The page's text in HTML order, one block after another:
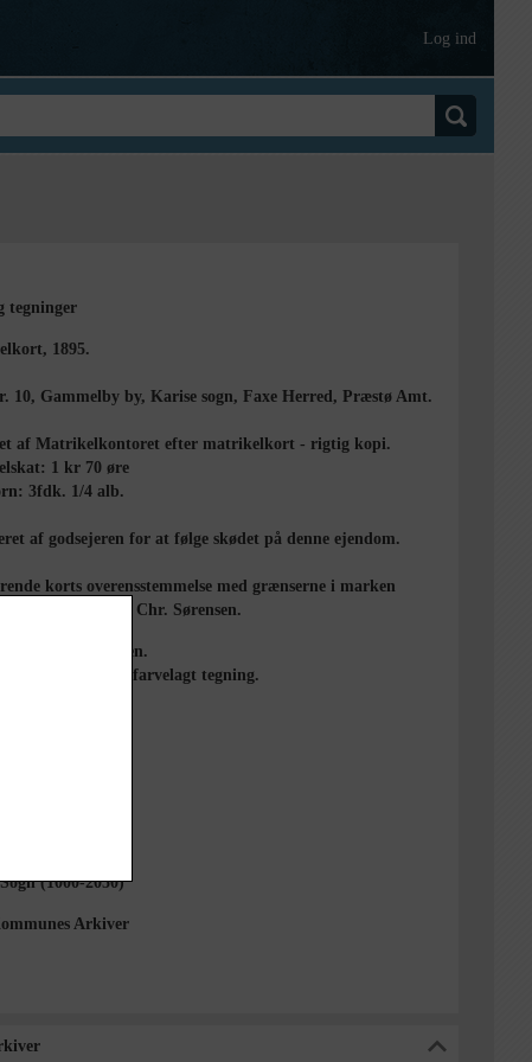
Log ind
tegninger
1895.
10, Gammelby by, Karise sogn, Faxe Herred, Præstø Amt.
af Matrikelkontoret efter matrikelkort - rigtig kopi.
1 kr 70 øre
3fdk. 1/4 alb.
af godsejeren for at følge skødet på denne ejendom.
korts overensstemmelse med grænserne i marken
Landinspektør Chr. Sørensen.
100 alen.
på kraftigt papir, farvelagt tegning.
(1000-2050)
Arkiver